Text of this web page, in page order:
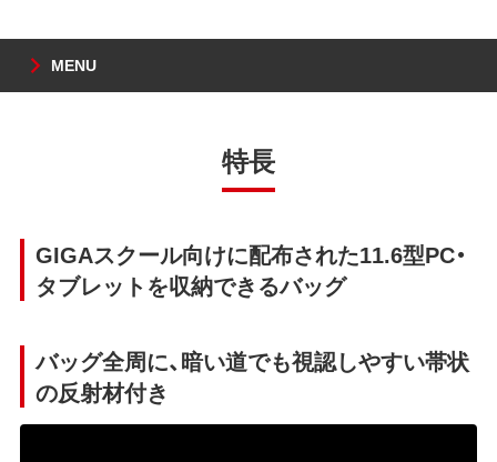
MENU
特長
GIGAスクール向けに配布された11.6型PC・
タブレットを収納できるバッグ
バッグ全周に、暗い道でも視認しやすい帯状
の反射材付き